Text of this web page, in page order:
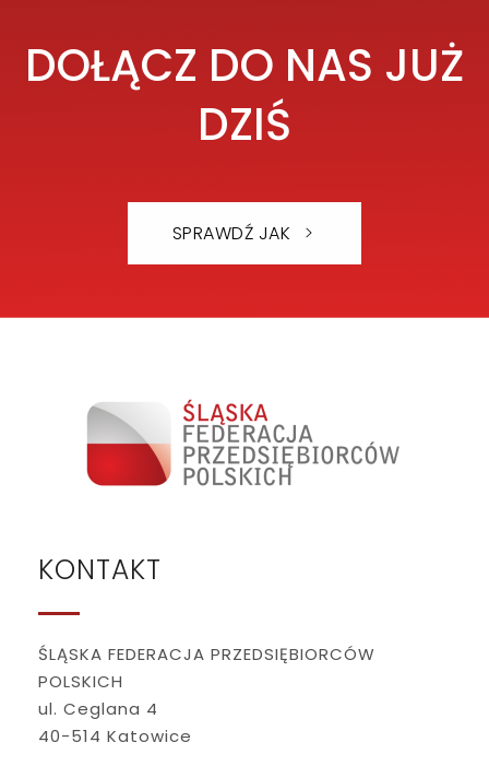
DOŁĄCZ DO NAS JUŻ
DZIŚ
SPRAWDŹ JAK
KONTAKT
ŚLĄSKA FEDERACJA PRZEDSIĘBIORCÓW
POLSKICH
ul. Ceglana 4
40-514 Katowice